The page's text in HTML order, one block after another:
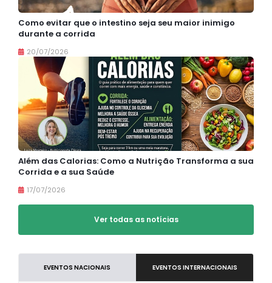
Como evitar que o intestino seja seu maior inimigo
durante a corrida
20/07/2026
Além das Calorias: Como a Nutrição Transforma a sua
Corrida e a sua Saúde
17/07/2026
Ver todas as notícias
EVENTOS NACIONAIS EVENTOS INTERNACIONAIS